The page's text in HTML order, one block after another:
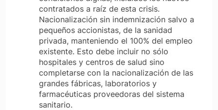
contratados a raíz de esta crisis.
Nacionalización sin indemnización salvo a
pequeños accionistas, de la sanidad
privada, manteniendo el 100% del empleo
existente. Esto debe incluir no sólo
hospitales y centros de salud sino
completarse con la nacionalización de las
grandes fábricas, laboratorios y
farmacéuticas proveedoras del sistema
sanitario.